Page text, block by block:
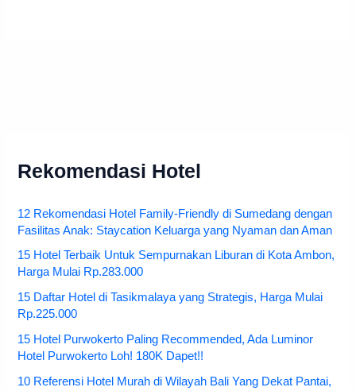
Rekomendasi Hotel
12 Rekomendasi Hotel Family-Friendly di Sumedang dengan
Fasilitas Anak: Staycation Keluarga yang Nyaman dan Aman
15 Hotel Terbaik Untuk Sempurnakan Liburan di Kota Ambon,
Harga Mulai Rp.283.000
15 Daftar Hotel di Tasikmalaya yang Strategis, Harga Mulai
Rp.225.000
15 Hotel Purwokerto Paling Recommended, Ada Luminor
Hotel Purwokerto Loh! 180K Dapet!!
10 Referensi Hotel Murah di Wilayah Bali Yang Dekat Pantai,